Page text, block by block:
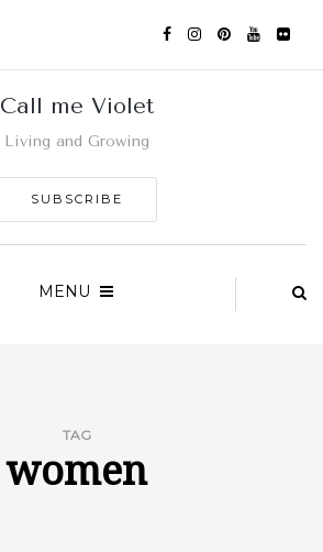
Call me Violet
Living and Growing
SUBSCRIBE
MENU
TAG
women